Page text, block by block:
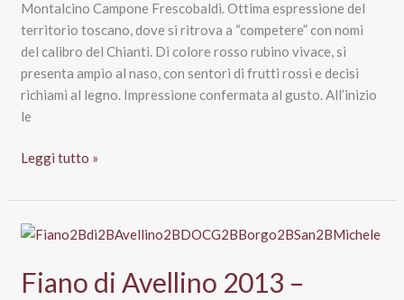
Montalcino Campone Frescobaldi. Ottima espressione del
territorio toscano, dove si ritrova a “competere” con nomi
del calibro del Chianti. Di colore rosso rubino vivace, si
presenta ampio al naso, con sentori di frutti rossi e decisi
richiami al legno. Impressione confermata al gusto. All’inizio
le
Rosso
Montalcino
Campone
2013
Frescobaldi
Leggi tutto »
Fiano di Avellino 2013 –